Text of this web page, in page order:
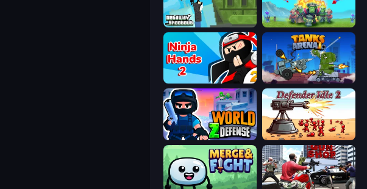
Getaway Shootout Endless Siege
Ninja Hands 2 Tanks Arena io: Craft & Combat
World Z Defense - Zombie Defense Defender Idle 2